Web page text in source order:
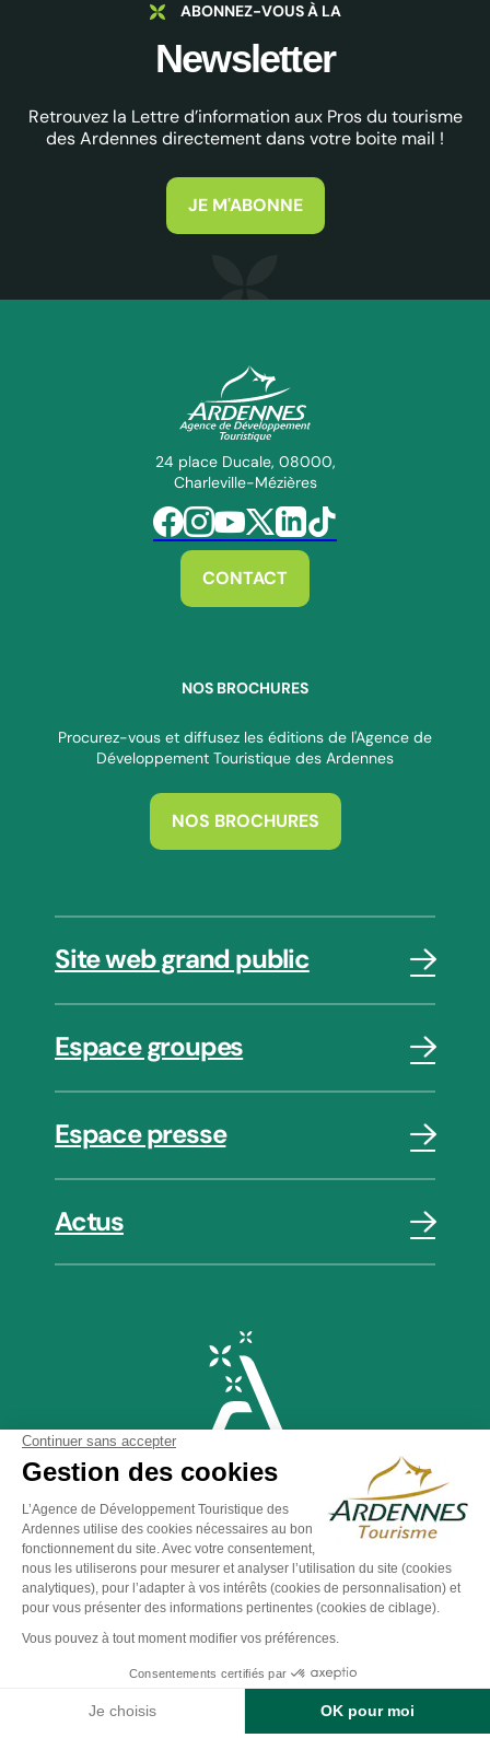
ABONNEZ-VOUS À LA
Newsletter
Retrouvez la Lettre d’information aux Pros du tourisme
des Ardennes directement dans votre boite mail !
JE M'ABONNE
ADT des Ardennes Pro
24 place Ducale, 08000,
Charleville-Mézières
Suivez-nous sur Facebook
Suivez-nous sur Instagram
Suivez-nous sur Youtube
Suivez-nous sur Twitter
Suivez-nous sur Linkedin
Suivez-nous sur Tiktok
CONTACT
NOS BROCHURES
Procurez-vous et diffusez les éditions de l'Agence de
Développement Touristique des Ardennes
NOS BROCHURES
Site web grand public
Espace groupes
Espace presse
Actus
Plan du site - Politique de confidentialité Mentions légales -
Éditer mes cookies -
Made with byIRIS Interactive
Ce site est protégé par reCAPTCHA. Les
confidentialitéet lesconditions d'utilisation